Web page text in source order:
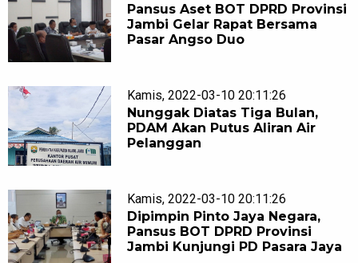
Pansus Aset BOT DPRD Provinsi
Jambi Gelar Rapat Bersama
Pasar Angso Duo
Kamis, 2022-03-10 20:11:26
Nunggak Diatas Tiga Bulan,
PDAM Akan Putus Aliran Air
Pelanggan
Kamis, 2022-03-10 20:11:26
Dipimpin Pinto Jaya Negara,
Pansus BOT DPRD Provinsi
Jambi Kunjungi PD Pasara Jaya